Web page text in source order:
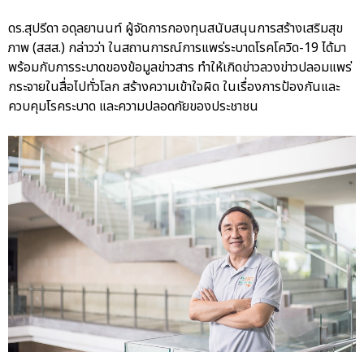
ดร.สุปรีดา อดุลยานนท์ ผู้จัดการกองทุนสนับสนุนการสร้างเสริมสุข
ภาพ (สสส.) กล่าวว่า ในสถานการณ์การแพร่ระบาดโรคโควิด-19 ได้มา
พร้อมกับการระบาดของข้อมูลข่าวสาร ทำให้เกิดข่าวลวงข่าวปลอมแพร่
กระจายในสื่อไปทั่วโลก สร้างความเข้าใจผิด ในเรื่องการป้องกันและ
ควบคุมโรคระบาด และความปลอดภัยของประชาชน